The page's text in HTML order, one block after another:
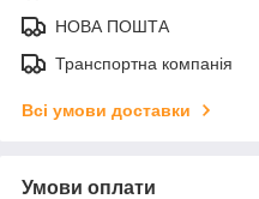
НОВА ПОШТА
Транспортна компанія
Всі умови доставки
Умови оплати